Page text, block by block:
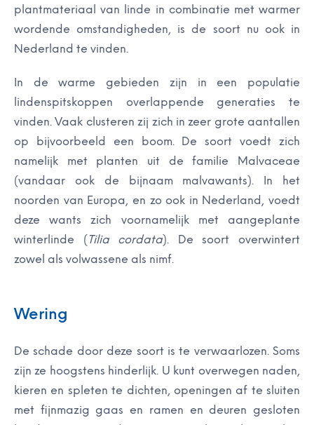
plantmateriaal van linde in combinatie met warmer
wordende omstandigheden, is de soort nu ook in
Nederland te vinden.
In de warme gebieden zijn in een populatie
lindenspitskoppen overlappende generaties te
vinden. Vaak clusteren zij zich in zeer grote aantallen
op bijvoorbeeld een boom. De soort voedt zich
namelijk met planten uit de familie Malvaceae
(vandaar ook de bijnaam malvawants). In het
noorden van Europa, en zo ook in Nederland, voedt
deze wants zich voornamelijk met aangeplante
winterlinde (Tilia cordata). De soort overwintert
zowel als volwassene als nimf.
Wering
De schade door deze soort is te verwaarlozen. Soms
zijn ze hoogstens hinderlijk. U kunt overwegen naden,
kieren en spleten te dichten, openingen af te sluiten
met fijnmazig gaas en ramen en deuren gesloten